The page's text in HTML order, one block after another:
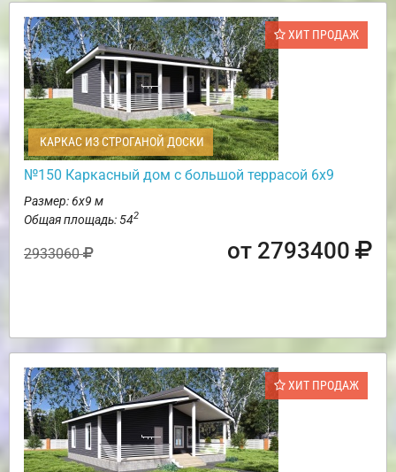
ХИТ ПРОДАЖ
КАРКАС ИЗ СТРОГАНОЙ ДОСКИ
№150 Каркасный дом с большой террасой 6х9
Размер: 6х9 м
Общая площадь: 542
2933060 от 2793400
ХИТ ПРОДАЖ